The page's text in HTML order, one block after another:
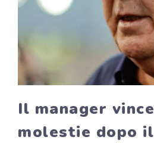
Il manager
molestie dopo